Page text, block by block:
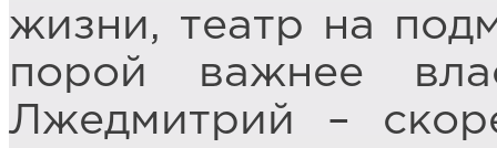
жизни, театр на
порой важнее
Лжедмитрий –